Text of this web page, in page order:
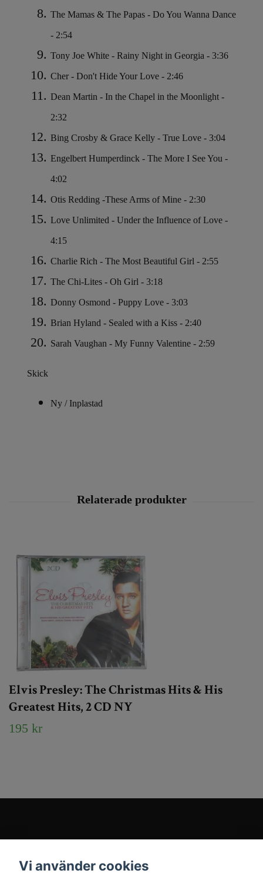
The Mamas & The Papas - Do You Wanna Dance
- 2:54
Tony Joe White - Rainy Night in Georgia - 3:36
Cher - Don't Hide Your Love - 2:46
Dean Martin - In the Chapel in the Moonlight -
2:32
Bing Crosby & Grace Kelly - True Love - 3:04
Engelbert Humperdinck - The More I See You -
4:02
Otis Redding -These Arms of Mine - 2:30
Love Unlimited - Under the Influence of Love -
4:15
Charlie Rich - The Most Beautiful Girl - 2:55
The Chi-Lites - Oh Girl - 3:18
Donny Osmond - Puppy Love - 3:03
Brian Hyland - Sealed with a Kiss - 2:40
Sarah Vaughan - My Funny Valentine - 2:59
Skick
Ny / Inplastad
Elvis Presley: The Christmas Hits & His
Greatest Hits, 2 CD NY
195 kr
Vi använder cookies